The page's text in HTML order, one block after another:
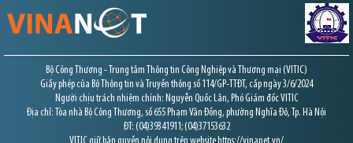
Bộ Công Thương - Trung tâm Thông tin Công Nghiệp và Thương mại (VITIC)
Giấy phép của Bộ Thông tin và Truyền thông số 114/GP-TTĐT, cấp ngày 3/6/2024
Người chịu trách nhiệm chính: Nguyễn Quốc Lân, Phó Giám đốc VITIC
Địa chỉ: Tòa nhà Bộ Công Thương, số 655 Phạm Văn Đồng, phường Nghĩa Đô, Tp. Hà Nội
ĐT: (04)39341911; (04)37153632